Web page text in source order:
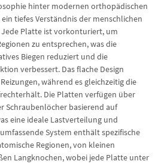
hinter modernen orthopädischen
tiefes Verständnis der menschlichen
Platte ist vorkonturiert, um
zu entsprechen, was die
Biegen reduziert und die
verbessert. Das flache Design
während es gleichzeitig die
Die Platten verfügen über
Schraubenlöcher basierend auf
eine ideale Lastverteilung und
System enthält spezifische
Regionen, von kleinen
Langknochen, wobei jede Platte unter